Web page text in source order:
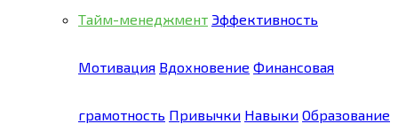
Тайм-менеджмент Эффективность
Мотивация Вдохновение Финансовая
грамотность Привычки Навыки Образование